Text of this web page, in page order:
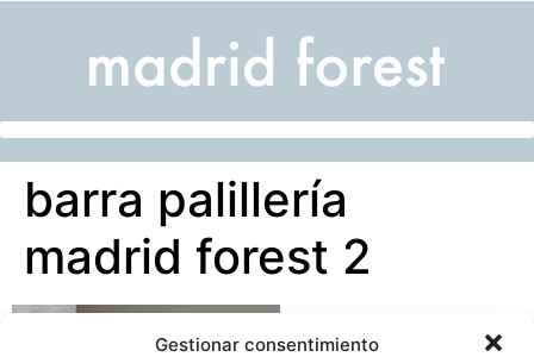
Gestionar consentimiento
barra palillería
madrid forest 2